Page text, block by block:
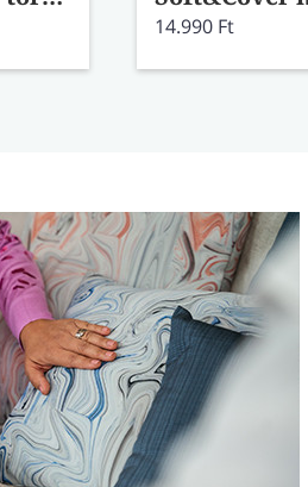
14.990 Ft